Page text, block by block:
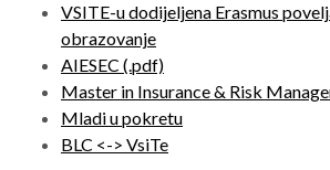
VSITE-u dodijeljena Erasmus
obrazovanje
AIESEC (.pdf)
Master in Insurance & Risk
Mladi u pokretu
BLC <-> VsiTe